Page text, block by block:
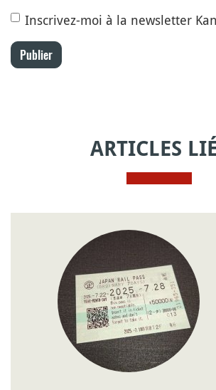
Inscrivez-moi à la newsletter
Publier
ARTICLES